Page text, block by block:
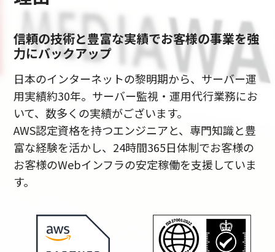
信頼の技術と豊富な実績でお客様の事業を強
力にバックアップ
日本のインターネットの黎明期から、サーバー運
用実績約30年。サーバー監視・運用代行業務にお
いて、数多くの実績がございます。
AWS認定資格を持つエンジニアと、専門知識と豊
富な経験を活かし、24時間365日体制でお客様の
お客様のWebインフラの安定稼働を支援していま
す。